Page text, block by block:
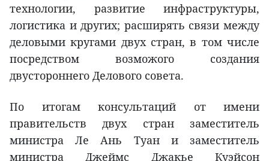
технологии, развитие инфраструктуры,
логистика и других; расширять связи между
деловыми кругами двух стран, в том числе
посредством возможого создания
двустороннего Делового совета.
По итогам консультаций от имени
правительств двух стран заместитель
министра Ле Ань Туан и заместитель
министра Джеймс Джакье Куэйсон